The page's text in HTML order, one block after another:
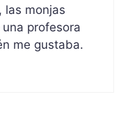
las monjas
profesora
me gustaba.